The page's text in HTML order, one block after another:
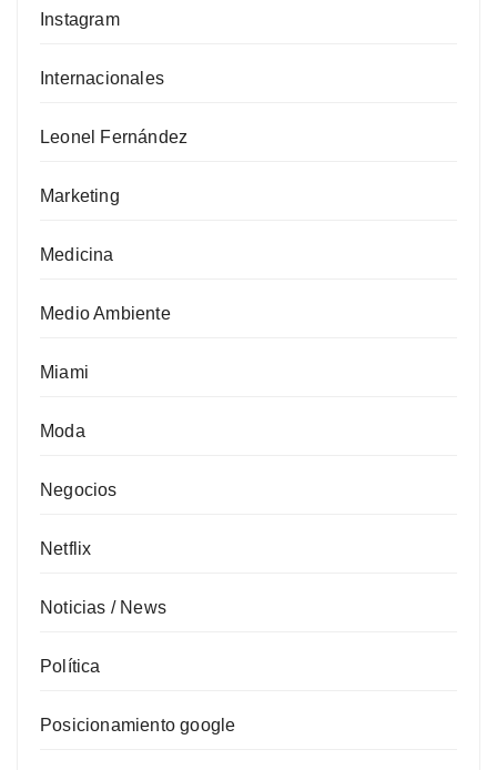
Instagram
Internacionales
Leonel Fernández
Marketing
Medicina
Medio Ambiente
Miami
Moda
Negocios
Netflix
Noticias / News
Política
Posicionamiento google